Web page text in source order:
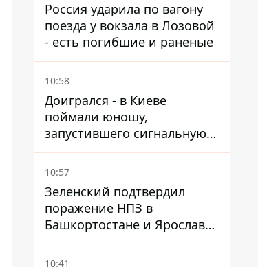
Россия ударила по вагону
поезда у вокзала в Лозовой
- есть погибшие и раненые
10:58
Доигрался - в Киеве
поймали юношу,
запустившего сигнальную
ракету, чтобы порадовать
девушек
10:57
Зеленский подтвердил
поражение НПЗ в
Башкортостане и Ярославле
- видео
10:41